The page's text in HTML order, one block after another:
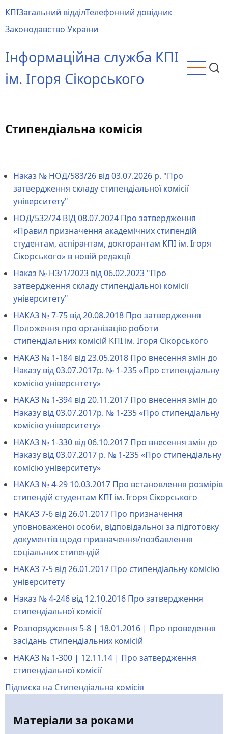
до
основного
КПІЗагальний відділТелефонний довідник
Законодавство України
Інформаційна служба КПІ
ім. Ігоря Сікорського
Стипендіальна комісія
Наказ № НОД/583/26 від 03.07.2026 р. "Про
затвердження складу стипендіальної комісії
університету"
НОД/532/24 ВІД 08.07.2024 Про затвердження
«Правил призначення академічних стипендій
студентам, аспірантам, докторантам КПІ ім. Ігоря
Сікорського» в новій редакції
Наказ № НЗ/1/2023 від 06.02.2023 "Про
затвердження складу стипендіальної комісії
університету"
НАКАЗ № 7-75 від 20.08.2018 Про затвердження
Положення про організацію роботи
стипендіальних комісій КПІ ім. Ігоря Сікорського
НАКАЗ № 1-184 від 23.05.2018 Про внесення змін до
Наказу від 03.07.2017р. № 1-235 «Про стипендіальну
комісію універснтету»
НАКАЗ № 1-394 від 20.11.2017 Про внесення змін до
Наказу від 03.07.2017р. № 1-235 «Про стипендіальну
комісію університету»
НАКАЗ № 1-330 від 06.10.2017 Про внесення змін до
Наказу від 03.07.2017 р. № 1-235 «Про стипендіальну
комісію університету»
НАКАЗ № 4-29 10.03.2017 Про встановлення розмірів
стипендій студентам КПІ ім. Ігоря Сікорського
НАКАЗ 7-6 від 26.01.2017 Про призначення
уповноваженої особи, відповідальної за підготовку
документів щодо призначення/позбавлення
соціальних стипендій
НАКАЗ 7-5 від 26.01.2017 Про стипендіальну комісію
університету
Наказ № 4-246 від 12.10.2016 Про затвердження
стипендіальної комісії
Розпорядження 5-8 | 18.01.2016 | Про проведення
засідань стипендіальних комісій
НАКАЗ № 1-300 | 12.11.14 | Про затвердження
стипендіальної комісії
Підписка на Стипендіальна комісія
Матеріали за роками